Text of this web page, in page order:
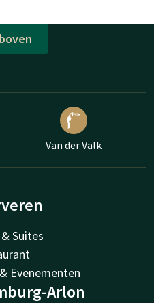
Van der Valk
Suites
Evenementen
Arlon